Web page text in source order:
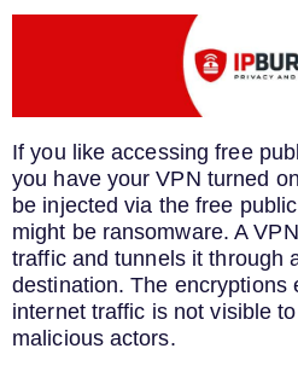
If you like accessing free
you have your VPN turned
be injected via the free
might be ransomware. A
traffic and tunnels it through
destination. The encryptions
internet traffic is not visible
malicious actors.